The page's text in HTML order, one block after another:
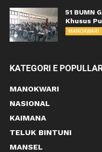
51 BUMN
Khusus
MANOKWARI
KATEGORI E
MANOKWARI
NASIONAL
KAIMANA
TELUK BINTUNI
MANSEL